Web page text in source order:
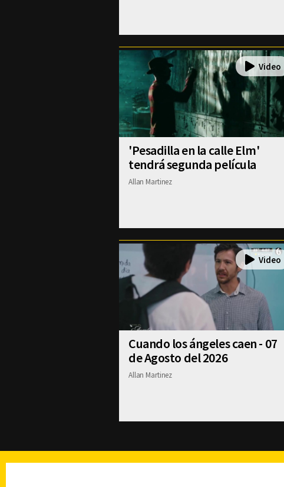
'Pesadilla en la calle Elm'
tendrá segunda película
Allan Martinez
Cuando los ángeles caen - 07
de Agosto del 2026
Allan Martinez